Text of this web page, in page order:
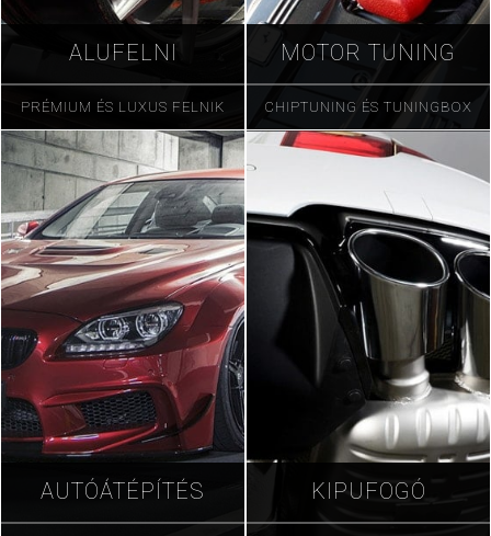
ALUFELNI
PRÉMIUM ÉS LUXUS FELNIK
MOTOR TUNING
CHIPTUNING ÉS TUNINGBOX
AUTÓÁTÉPÍTÉS KIPUFOGÓ